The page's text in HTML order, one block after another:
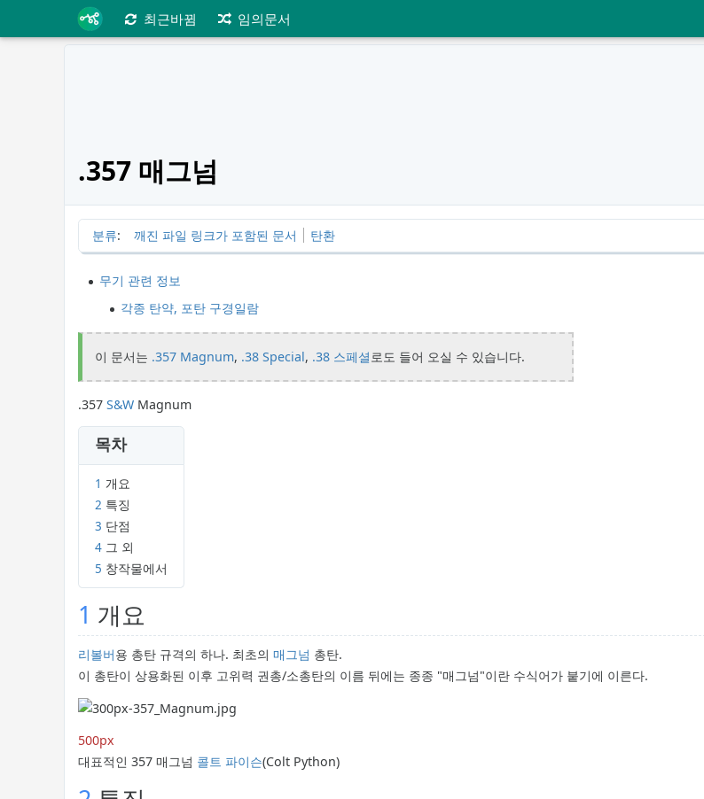
최근바뀜 임의문서
.357 매그넘
분류: 깨진 파일 링크가 포함된 문서 탄환
무기 관련 정보
각종 탄약, 포탄 구경일람
이 문서는 .357 Magnum, .38 Special, .38 스페셜 로도 들어 오실 수 있습니다.
.357 S&W Magnum
목차
1 개요
2 특징
3 단점
4 그 외
5 창작물에서
1 개요
리볼버용 총탄 규격의 하나. 최초의 매그넘 총탄.
이 총탄이 상용화된 이후 고위력 권총/소총탄의 이름 뒤에는 종종 "매그넘"이란 수식어가 붙기에 이른다.
500px
대표적인 357 매그넘 콜트 파이슨(Colt Python)